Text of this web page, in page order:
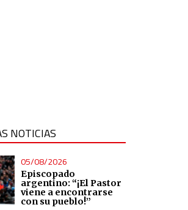
NOTICIAS
05/08/2026
Episcopado
argentino: “¡El Pastor
viene a encontrarse
con su pueblo!”